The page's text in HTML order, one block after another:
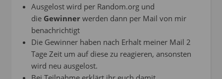
Ausgelost wird per Random.org und
die Gewinner werden dann per Mail von mir
benachrichtigt
Die Gewinner haben nach Erhalt meiner Mail 2
Tage Zeit um auf diese zu reagieren, ansonsten
wird neu ausgelost.